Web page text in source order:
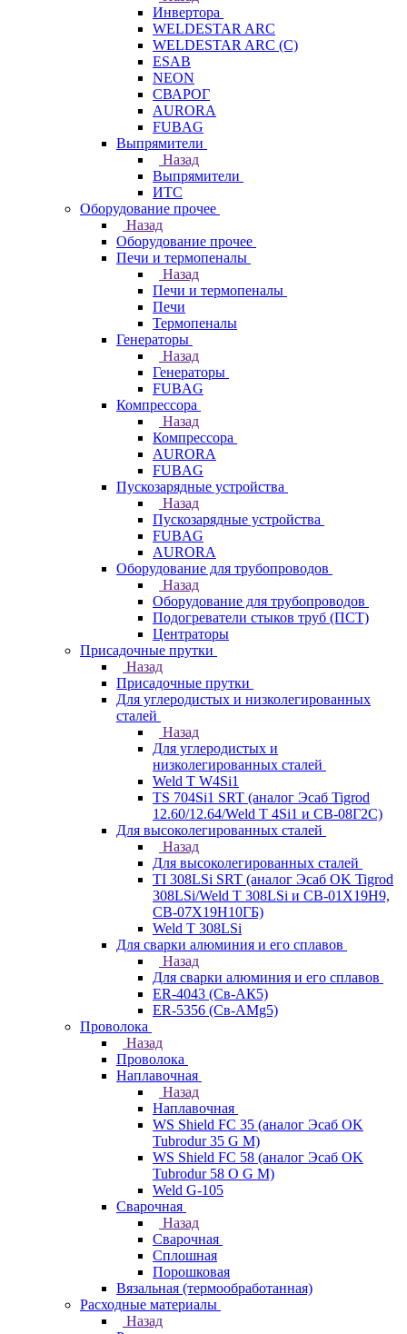
Инвертора
WELDESTAR ARC
WELDESTAR ARC (С)
ESAB
NEON
СВАРОГ
AURORA
FUBAG
Выпрямители
Назад
Выпрямители
ИТС
Оборудование прочее
Назад
Оборудование прочее
Печи и термопеналы
Назад
Печи и термопеналы
Печи
Термопеналы
Генераторы
Назад
Генераторы
FUBAG
Компрессора
Назад
Компрессора
AURORA
FUBAG
Пускозарядные устройства
Назад
Пускозарядные устройства
FUBAG
AURORA
Оборудование для трубопроводов
Назад
Оборудование для трубопроводов
Подогреватели стыков труб (ПСТ)
Центраторы
Присадочные прутки
Назад
Присадочные прутки
Для углеродистых и низколегированных
сталей
Назад
Для углеродистых и
низколегированных сталей
Weld T W4Si1
TS 704Si1 SRT (аналог Эсаб Tigrod
12.60/12.64/Weld T 4Si1 и СВ-08Г2С)
Для высоколегированных сталей
Назад
Для высоколегированных сталей
TI 308LSi SRT (аналог Эсаб OK Tigrod
308LSi/Weld T 308LSi и СВ-01Х19Н9,
СВ-07Х19Н10ГБ)
Weld T 308LSi
Для сварки алюминия и его сплавов
Назад
Для сварки алюминия и его сплавов
ER-4043 (Св-АК5)
ER-5356 (Св-АМg5)
Проволока
Назад
Проволока
Наплавочная
Назад
Наплавочная
WS Shield FC 35 (аналог Эсаб OK
Tubrodur 35 G M)
WS Shield FC 58 (аналог Эсаб OK
Tubrodur 58 O G M)
Weld G-105
Сварочная
Назад
Сварочная
Сплошная
Порошковая
Вязальная (термообработанная)
Расходные материалы
Назад